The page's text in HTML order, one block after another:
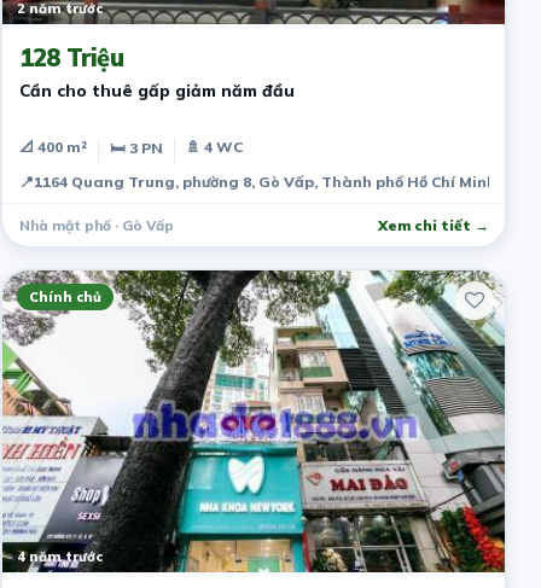
2 năm trước
128 Triệu
Cần cho thuê gấp giảm năm đầu
📐 400 m² 🛏 3 PN
🚿 4 WC
📍1164 Quang Trung, phường 8, Gò Vấp, Thành phố Hồ Chí Minh, Việt
Nhà mặt phố · Gò Vấp Xem chi tiết →
Chính chủ
4 năm trước